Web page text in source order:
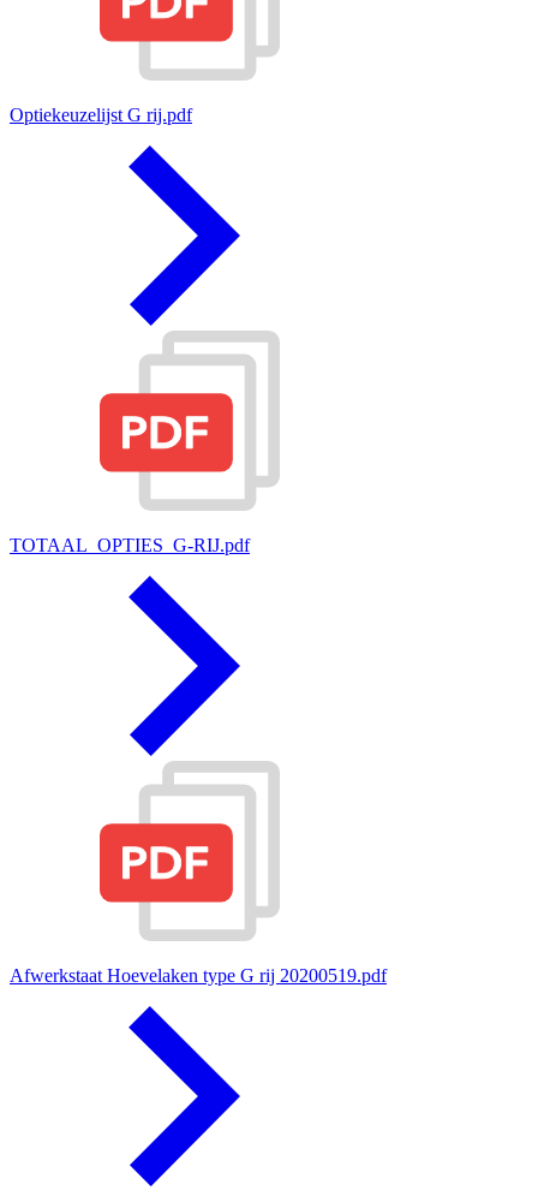
Optiekeuzelijst G rij.pdf
TOTAAL_OPTIES_G-RIJ.pdf
Afwerkstaat Hoevelaken type G rij 20200519.pdf